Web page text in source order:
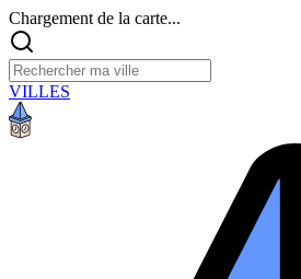
Chargement de la carte...
VILLES